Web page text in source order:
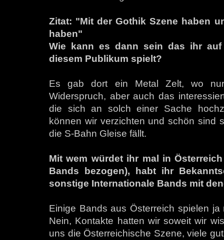
Zitat: "Mit der Gothik Szene haben
haben"
Wie kann es dann sein das ihr
diesem Publikum spielt?
Es gab dort ein Metal Zelt, wo
Widerspruch, aber auch das
die sich an solch einer Sache
können wir verzichten und schön sind
die S-Bahn Gleise fällt.
Mit wem würdet ihr mal in
Bands bezogen), habt ihr
sonstige Internationale Bands mit
Einige Bands aus Österreich spielen
Nein, Kontakte hatten wir soweit wir
uns die Österreichische Szene, viele